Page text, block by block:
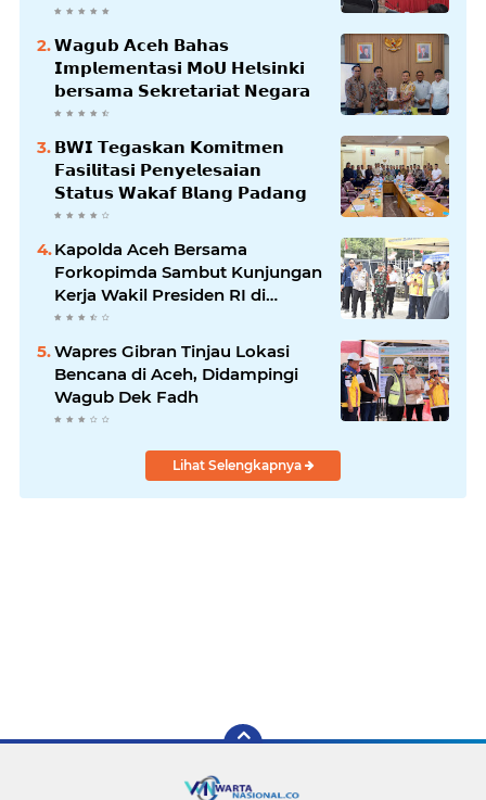
𝗕𝗹𝗮𝗻𝗴𝗽𝗮𝗱𝗮𝗻𝗴
𝗪𝗮𝗴𝘂𝗯 𝗔𝗰𝗲𝗵 𝗕𝗮𝗵𝗮𝘀
𝗜𝗺𝗽𝗹𝗲𝗺𝗲𝗻𝘁𝗮𝘀𝗶 𝗠𝗼𝗨 𝗛𝗲𝗹𝘀𝗶𝗻𝗸𝗶
𝗯𝗲𝗿𝘀𝗮𝗺𝗮 𝗦𝗲𝗸𝗿𝗲𝘁𝗮𝗿𝗶𝗮𝘁 𝗡𝗲𝗴𝗮𝗿𝗮
𝗕𝗪𝗜 𝗧𝗲𝗴𝗮𝘀𝗸𝗮𝗻 𝗞𝗼𝗺𝗶𝘁𝗺𝗲𝗻
𝗙𝗮𝘀𝗶𝗹𝗶𝘁𝗮𝘀𝗶 𝗣𝗲𝗻𝘆𝗲𝗹𝗲𝘀𝗮𝗶𝗮𝗻
𝗦𝘁𝗮𝘁𝘂𝘀 𝗪𝗮𝗸𝗮𝗳 𝗕𝗹𝗮𝗻𝗴 𝗣𝗮𝗱𝗮𝗻𝗴
Kapolda Aceh Bersama
Forkopimda Sambut Kunjungan
Kerja Wakil Presiden RI di
Kabupaten Bireuen
Wapres Gibran Tinjau Lokasi
Bencana di Aceh, Didampingi
Wagub Dek Fadh
Lihat Selengkapnya